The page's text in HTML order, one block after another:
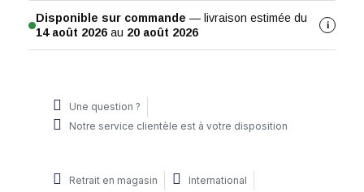
Disponible sur commande — livraison estimée du
14 août 2026 au 20 août 2026
i
Une question ?
Notre service clientèle est à votre disposition
Retrait en magasin
International